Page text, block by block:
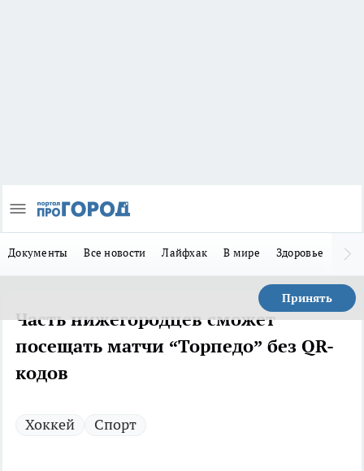
Документы Все новости Лайфхак В мире Здоровье
Принять
Часть нижегородцев сможет
посещать матчи “Торпедо” без QR-
кодов
Хоккей Спорт